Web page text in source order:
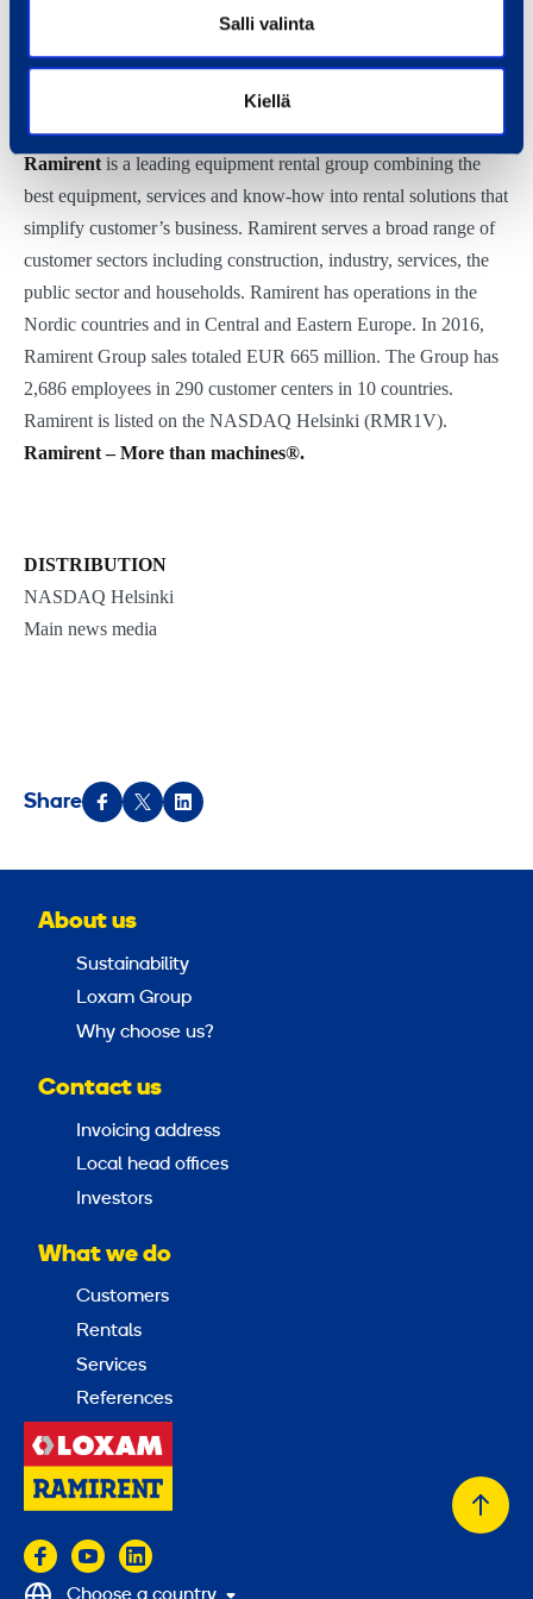
Salli valinta
Kiellä
Senior Vice President, Marketing,
Ramirent is a leading equipment rental group combining the
best equipment, services and know-how into rental solutions that
simplify customer’s business. Ramirent serves a broad range of
customer sectors including construction, industry, services, the
public sector and households. Ramirent has operations in the
Nordic countries and in Central and Eastern Europe. In 2016,
Ramirent Group sales totaled EUR 665 million. The Group has
2,686 employees in 290 customer centers in 10 countries.
Ramirent is listed on the NASDAQ Helsinki (RMR1V).
Ramirent – More than machines®.
DISTRIBUTION
NASDAQ Helsinki
Main news media
Share
About us
Sustainability
Loxam Group
Why choose us?
Contact us
Invoicing address
Local head offices
Investors
What we do
Customers
Rentals
Services
References
Back